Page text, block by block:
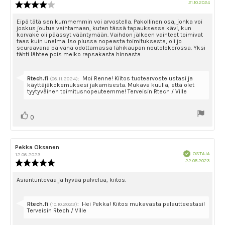
4.0
5:sta
tähdestä
21.10.2024
Arvostelun
teksti:
Eipä tätä sen kummemmin voi arvostella. Pakollinen osa, jonka voi
joskus joutua vaihtamaan, kuten tässä tapauksessa kävi, kun
korvake oli päässyt vääntymään. Vaihdon jälkeen vaihteet toimivat
taas kuin unelma. Iso plussa nopeasta toimituksesta, oli jo
seuraavana päivänä odottamassa lähikaupan noutolokerossa. Yksi
tähti lähtee pois melko rapsakasta hinnasta.
Vastaa:
Rtech.fi (06.11.2024): Moi Renne! Kiitos tuotearvostelustasi ja
käyttäjäkokemuksesi jakamisesta. Mukava kuulla, että olet
tyytyväinen toimitusnopeuteemme! Terveisin Rtech / Ville
Äänestä
0
Arvostelun
kirjoittaja:
Pekka Oksanen
12.06.2023
5.0
OSTAJA
22.05.2023
Arvostelun
Asiantuntevaa ja hyvää palvelua, kiitos.
Vastaa:
Rtech.fi (10.10.2023): Hei Pekka! Kiitos mukavasta palautteestasi!
Terveisin Rtech / Ville